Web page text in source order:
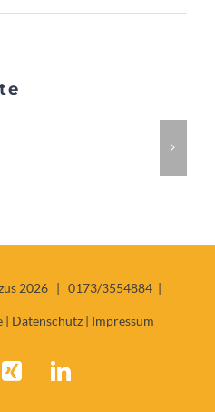
2026 | 0173/3554884 |
| Datenschutz | Impressum
Xing LinkedIn